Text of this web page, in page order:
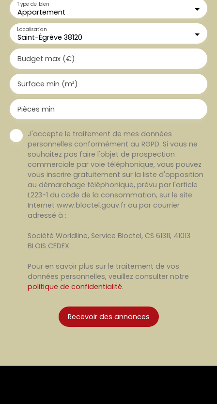
Appartement
Type de bien
Saint-Égrève 38120
Localisation
Budget max (€)
Surface min (m²)
Pièces min
J'accepte le traitement de mes données
personnelles conformément au RGPD. Si vous ne
souhaitez pas faire l'objet de prospection
commerciale par voie téléphonique, vous pouvez
vous inscrire gratuitement sur la liste d'opposition
au démarchage téléphonique, prévu par l'article
L223-1 du code de la consommation, sur le site
Internet www.bloctel.gouv.fr ou par courrier
adressé à :
Société Worldline, Service Bloctel, CS 61311, 41013
BLOIS CEDEX.
Pour en savoir plus sur le traitement de vos
données personnelles, veuillez consulter notre
politique de confidentialité.
Recevoir des annonces